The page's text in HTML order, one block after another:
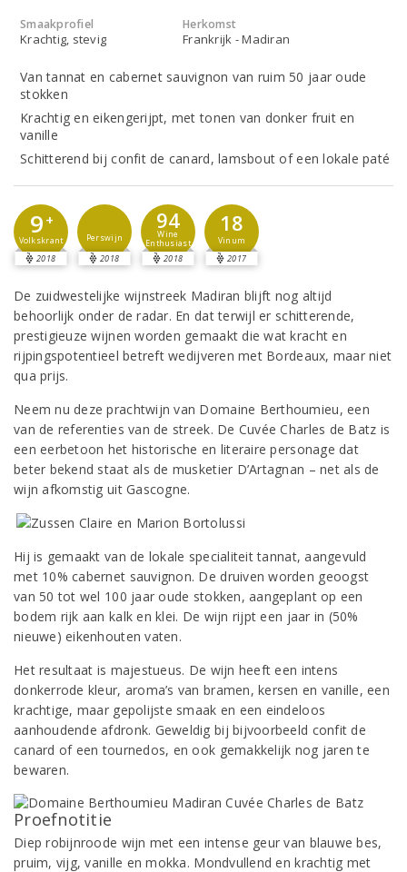
Smaakprofiel
Krachtig, stevig
Herkomst
Frankrijk - Madiran
Van tannat en cabernet sauvignon van ruim 50 jaar oude
stokken
Krachtig en eikengerijpt, met tonen van donker fruit en
vanille
Schitterend bij confit de canard, lamsbout of een lokale paté
9 +
Volkskrant
2018
Perswijn
2018
94
Wine
Enthusiast
2018
18
Vinum
2017
De zuidwestelijke wijnstreek Madiran blijft nog altijd
behoorlijk onder de radar. En dat terwijl er schitterende,
prestigieuze wijnen worden gemaakt die wat kracht en
rijpingspotentieel betreft wedijveren met Bordeaux, maar niet
qua prijs.
Neem nu deze prachtwijn van Domaine Berthoumieu, een
van de referenties van de streek. De Cuvée Charles de Batz is
een eerbetoon het historische en literaire personage dat
beter bekend staat als de musketier D’Artagnan – net als de
wijn afkomstig uit Gascogne.
Hij is gemaakt van de lokale specialiteit tannat, aangevuld
met 10% cabernet sauvignon. De druiven worden geoogst
van 50 tot wel 100 jaar oude stokken, aangeplant op een
bodem rijk aan kalk en klei. De wijn rijpt een jaar in (50%
nieuwe) eikenhouten vaten.
Het resultaat is majestueus. De wijn heeft een intens
donkerrode kleur, aroma’s van bramen, kersen en vanille, een
krachtige, maar gepolijste smaak en een eindeloos
aanhoudende afdronk. Geweldig bij bijvoorbeeld confit de
canard of een tournedos, en ook gemakkelijk nog jaren te
bewaren.
Proefnotitie
Diep robijnroode wijn met een intense geur van blauwe bes,
pruim, vijg, vanille en mokka. Mondvullend en krachtig met